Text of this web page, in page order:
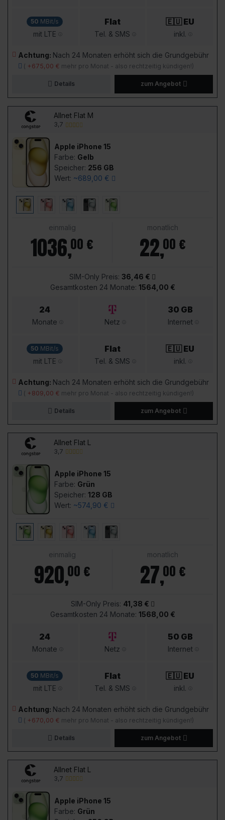
50 MBit/s
mit LTE
Flat
Tel. & SMS
🇪🇺 EU
inkl.
Achtung: Nach 24 Monaten erhöht sich die Grundgebühr
( +675,00 € mehr pro Monat - also rechtzeitig kündigen!)
Details zum Angebot
Allnet Flat M
3,7
Apple iPhone 15
Farbe: Gelb
Speicher: 256 GB
Wert: ~689,00 €
einmalig
1036,00 €
monatlich
22,00 €
SIM-Only Preis: 36,46 €
Gesamtkosten 24 Monate: 1564,00 €
24
Monate Netz
30 GB
Internet
50 MBit/s
mit LTE
Flat
Tel. & SMS
🇪🇺 EU
inkl.
Achtung: Nach 24 Monaten erhöht sich die Grundgebühr
( +809,00 € mehr pro Monat - also rechtzeitig kündigen!)
Details zum Angebot
Allnet Flat L
3,7
Apple iPhone 15
Farbe: Grün
Speicher:128 GB
Wert: ~574,90 €
einmalig
920,00 €
monatlich
27,00 €
SIM-Only Preis: 41,38 €
Gesamtkosten 24 Monate: 1568,00 €
24
Monate Netz
50 GB
Internet
50 MBit/s
mit LTE
Flat
Tel. & SMS
🇪🇺 EU
inkl.
Achtung: Nach 24 Monaten erhöht sich die Grundgebühr
( +670,00 € mehr pro Monat - also rechtzeitig kündigen!)
Details zum Angebot
Allnet Flat L
3,7
Apple iPhone 15
Farbe: Grün